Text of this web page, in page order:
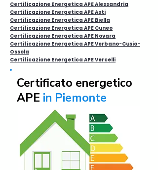
Certificazione Energetica APE Alessandria
Certificazione Energetica APE Asti
Certificazione Energetica APE Biella
Certificazione Energetica APE Cuneo
Certificazione Energetica APE Novara
Certificazione Energetica APE Verbano-Cusio-
Ossola
Certificazione Energetica APE Vercelli
Certificato energetico
APE in Piemonte